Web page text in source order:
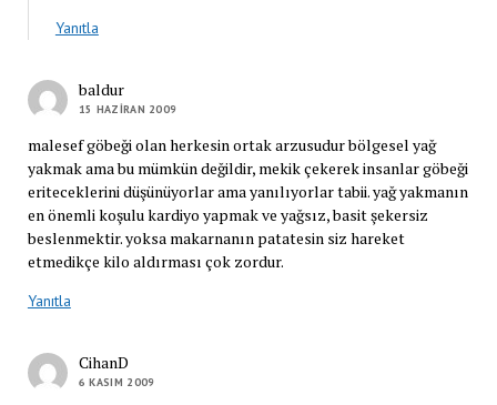
Yanıtla
baldur
15 HAZIRAN 2009
malesef göbeği olan herkesin ortak arzusudur bölgesel yağ
yakmak ama bu mümkün değildir, mekik çekerek insanlar göbeği
eriteceklerini düşünüyorlar ama yanılıyorlar tabii. yağ yakmanın
en önemli koşulu kardiyo yapmak ve yağsız, basit şekersiz
beslenmektir. yoksa makarnanın patatesin siz hareket
etmedikçe kilo aldırması çok zordur.
Yanıtla
CihanD
6 KASIM 2009